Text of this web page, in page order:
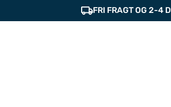
FRI FRAGT OG 2-4